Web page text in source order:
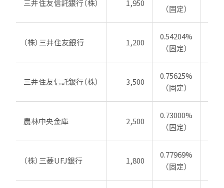
三井住友信託銀行（株） 1,950
（固定）
（株）三井住友銀行 1,200
0.54204%
（固定）
三井住友信託銀行（株） 3,500
0.75625%
（固定）
農林中央金庫 2,500
0.73000%
（固定）
（株）三菱UFJ銀行 1,800
0.77969%
（固定）